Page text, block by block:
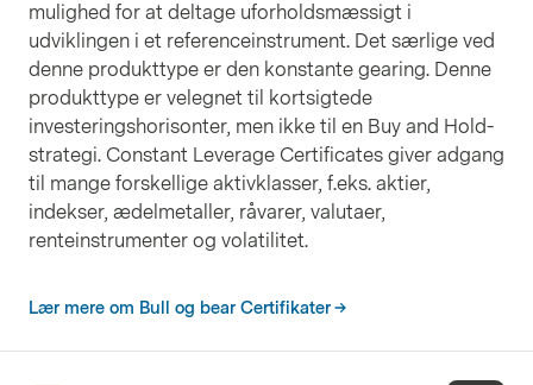
mulighed for at deltage uforholdsmæssigt i
udviklingen i et referenceinstrument. Det særlige ved
denne produkttype er den konstante gearing. Denne
produkttype er velegnet til kortsigtede
investeringshorisonter, men ikke til en Buy and Hold-
strategi. Constant Leverage Certificates giver adgang
til mange forskellige aktivklasser, f.eks. aktier,
indekser, ædelmetaller, råvarer, valutaer,
renteinstrumenter og volatilitet.
Lær mere om Bull og bear Certifikater